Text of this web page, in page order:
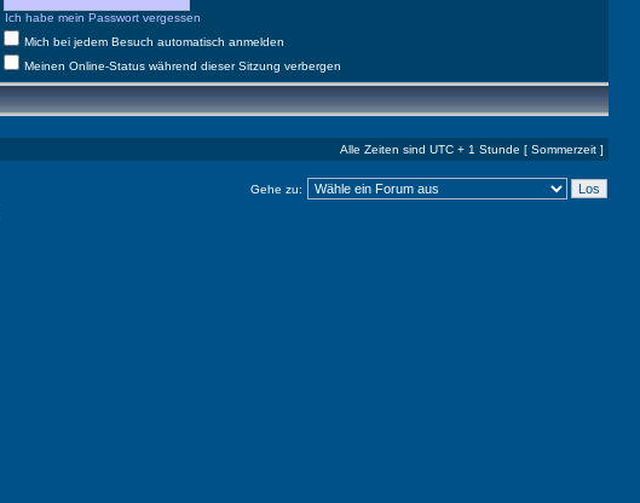
Ich habe mein Passwort vergessen
Mich bei jedem Besuch automatisch anmelden
Meinen Online-Status während dieser Sitzung verbergen
Alle Zeiten sind UTC + 1 Stunde [ Sommerzeit ]
Gehe zu: